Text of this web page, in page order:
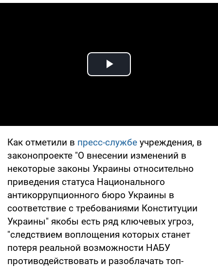
Play Video
Как отметили в пресс-службе учреждения, в
законопроекте "О внесении изменений в
некоторые законы Украины относительно
приведения статуса Национального
антикоррупционного бюро Украины в
соответствие с требованиями Конституции
Украины" якобы есть ряд ключевых угроз,
"следствием воплощения которых станет
потеря реальной возможности НАБУ
противодействовать и разоблачать топ-